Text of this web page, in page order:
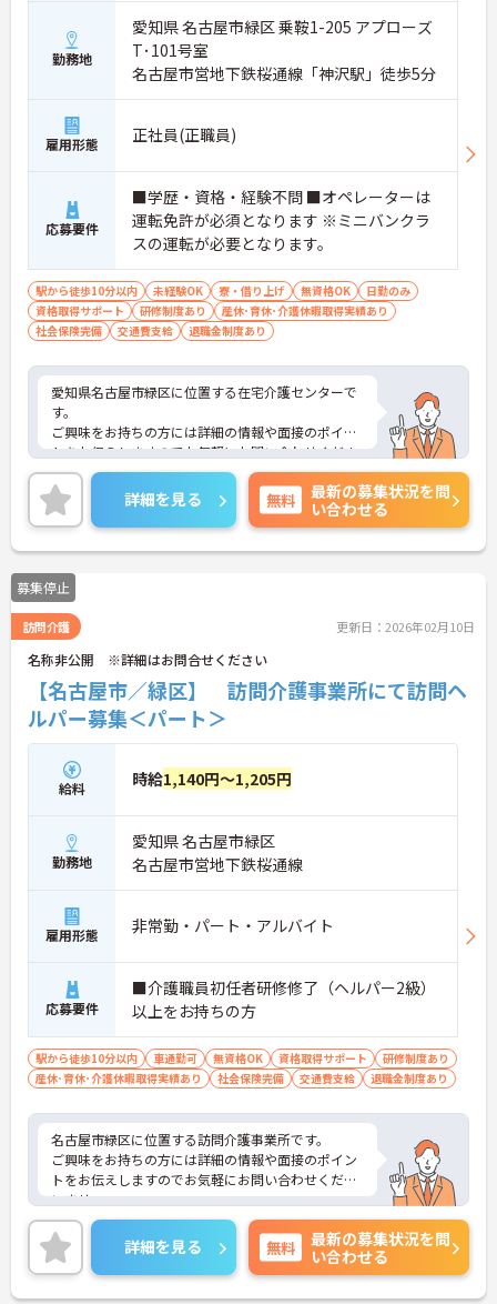
勤務地
愛知県 名古屋市緑区 乗鞍1-205 アプローズ
T･101号室
名古屋市営地下鉄桜通線「神沢駅」徒歩5分
雇用形態 正社員(正職員)
応募要件
■学歴・資格・経験不問 ■オペレーターは
運転免許が必須となります ※ミニバンクラ
スの運転が必要となります。
駅から徒歩10分以内 未経験OK 寮・借り上げ 無資格OK
日勤のみ
資格取得サポート
研修制度あり
産休･育休･介護休暇取得実績あり
社会保険完備
交通費支給 退職金制度あり
愛知県名古屋市緑区に位置する在宅介護センターで
す。
ご興味をお持ちの方には詳細の情報や面接のポイン
トをお伝えしますのでお気軽にお問い合わせくださ
いませ。
詳細を見る 無料
最新の募集状況を問
い合わせる
募集停止
訪問介護 更新日：2026年02月10日
名称非公開 ※詳細はお問合せください
【名古屋市／緑区】 訪問介護事業所にて訪問ヘ
ルパー募集＜パート＞
給料 時給1,140円～1,205円
勤務地
愛知県 名古屋市緑区
名古屋市営地下鉄桜通線
雇用形態 非常勤・パート・アルバイト
応募要件
■介護職員初任者研修修了（ヘルパー2級）
以上をお持ちの方
駅から徒歩10分以内 車通勤可 無資格OK 資格取得サポート
研修制度あり
産休･育休･介護休暇取得実績あり
社会保険完備 交通費支給 退職金制度あり
名古屋市緑区に位置する訪問介護事業所です。
ご興味をお持ちの方には詳細の情報や面接のポイン
トをお伝えしますのでお気軽にお問い合わせくださ
いませ。
詳細を見る 無料
最新の募集状況を問
い合わせる